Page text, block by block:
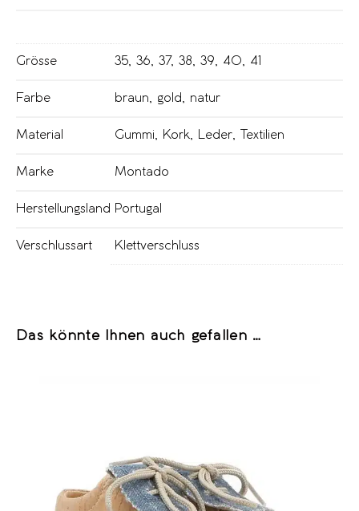
Grösse 35, 36, 37, 38, 39, 40, 41
Farbe braun, gold, natur
Material Gummi, Kork, Leder, Textilien
Marke Montado
Herstellungsland Portugal
Verschlussart Klettverschluss
Das könnte Ihnen auch gefallen …